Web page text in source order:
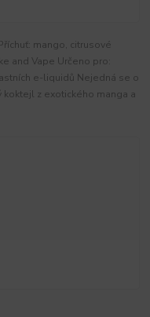
mango, citrusové
and Vape Určeno pro:
e-liquidů Nejedná se o
z exotického manga a